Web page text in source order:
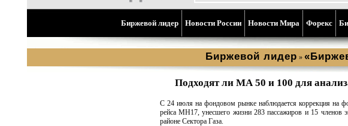
Биржевой лидер Новости России Новости Мира Форекс
Биржевой лидер »
Подходят ли МА 50 и 100 для
С 24 июля на фондовом рынке наблюдается коррекция на
рейса MH17, унесшего жизни 283 пассажиров и 15 членов
районе Сектора Газа.